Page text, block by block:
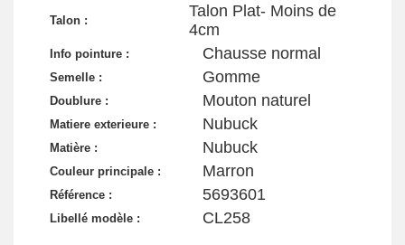
Talon :
Talon Plat- Moins de
4cm
Info pointure : Chausse normal
Semelle : Gomme
Doublure : Mouton naturel
Matiere exterieure : Nubuck
Matière : Nubuck
Couleur principale : Marron
Référence : 5693601
Libellé modèle : CL258